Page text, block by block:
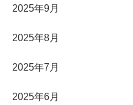
2025年9月
2025年8月
2025年7月
2025年6月